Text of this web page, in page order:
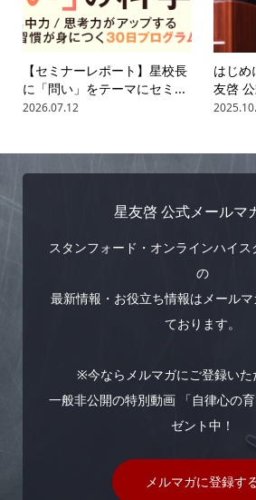
【セミナーレポート】星校長
に「問い」をテーマにセミ...
2026.07.12
はじめ
友啓
星友啓 公式メールマ
スタンフォード・オンラインハイ
の
最新情報・お役立ち情報はメール
ております。
※今ならメルマガにご登録いた
一般非公開の特別動画 「自律心の
ゼント中！
メルマガに登録す